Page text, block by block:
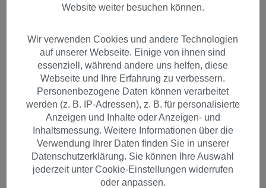
Perücke blond Frau Antje aus
Holland LM3050-P02
Website weiter besuchen können.
Wir verwenden Cookies und andere Technologien
auf unserer Webseite. Einige von ihnen sind
essenziell, während andere uns helfen, diese
Webseite und Ihre Erfahrung zu verbessern.
Personenbezogene Daten können verarbeitet
werden (z. B. IP-Adressen), z. B. für personalisierte
Anzeigen und Inhalte oder Anzeigen- und
Inhaltsmessung. Weitere Informationen über die
Verwendung Ihrer Daten finden Sie in unserer
Datenschutzerklärung. Sie können Ihre Auswahl
jederzeit unter Cookie-Einstellungen widerrufen
oder anpassen.